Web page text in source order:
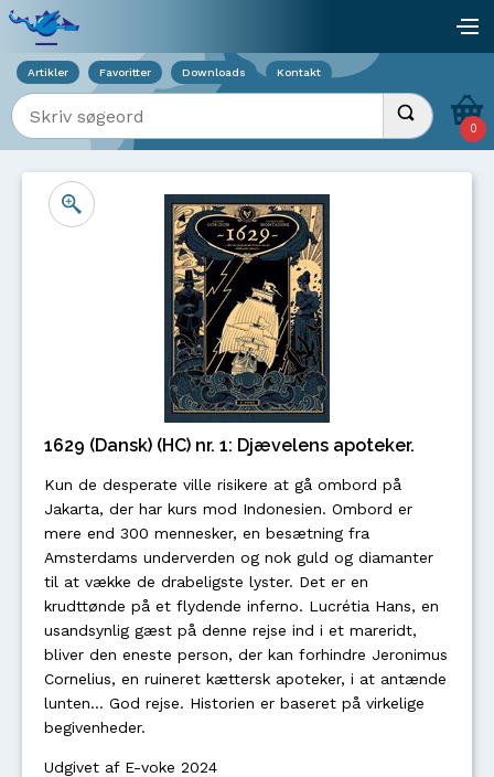
Artikler Favoritter Downloads Kontakt
Indtast søgeord Udfør søgning
0
1629 (Dansk) (HC) nr. 1: Djævelens apoteker.
Kun de desperate ville risikere at gå ombord på
Jakarta, der har kurs mod Indonesien. Ombord er
mere end 300 mennesker, en besætning fra
Amsterdams underverden og nok guld og diamanter
til at vække de drabeligste lyster. Det er en
krudttønde på et flydende inferno. Lucrétia Hans, en
usandsynlig gæst på denne rejse ind i et mareridt,
bliver den eneste person, der kan forhindre Jeronimus
Cornelius, en ruineret kættersk apoteker, i at antænde
lunten... God rejse. Historien er baseret på virkelige
begivenheder.
Udgivet af E-voke 2024
Viser overlay for indkøbskurv